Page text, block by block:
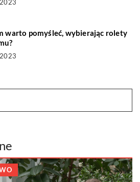
warto pomyśleć, wybierając rolety